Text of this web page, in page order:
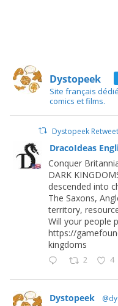
Dystopeek
Site français
comics et films.
Dystopeek
DracoIdeas
Conquer
DARK
descended into
The Saxons,
territory,
Will your people
https://
kingdoms
2 4
Dystopeek